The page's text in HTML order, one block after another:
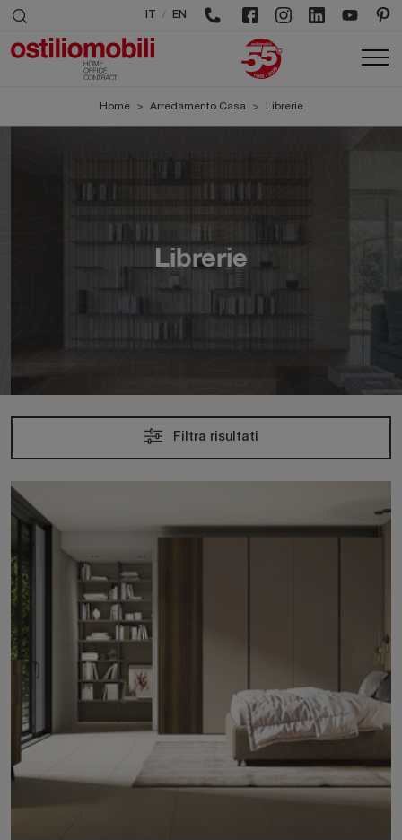
/ EN
Home > Arredamento Casa > Librerie
Librerie
Filtra risultati